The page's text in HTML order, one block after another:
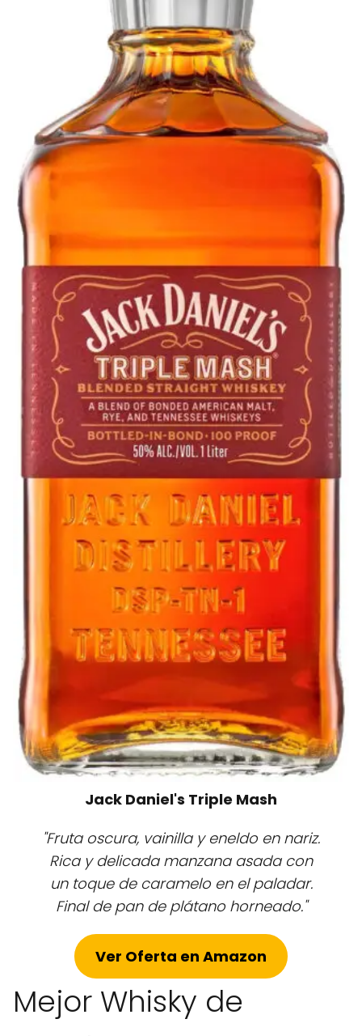
Jack Daniel's Triple Mash
"Fruta oscura, vainilla y eneldo en nariz.
Rica y delicada manzana asada con
un toque de caramelo en el paladar.
Final de pan de plátano horneado."
Ver Oferta en Amazon
Mejor Whisky de